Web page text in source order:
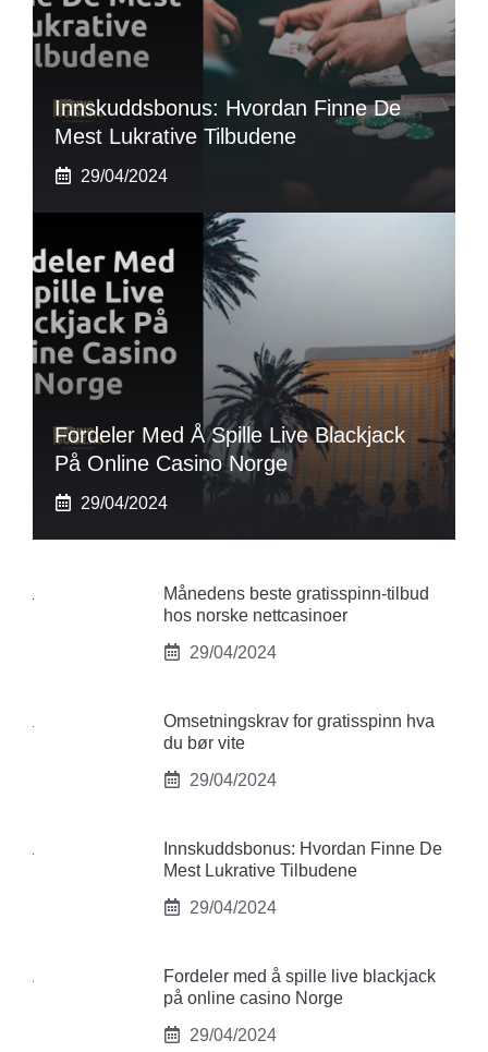
Innskuddsbonus: Hvordan Finne De
Mest Lukrative Tilbudene
29/04/2024
Fordeler Med Å Spille Live Blackjack
På Online Casino Norge
29/04/2024
Månedens beste gratisspinn-tilbud
hos norske nettcasinoer
29/04/2024
Omsetningskrav for gratisspinn hva
du bør vite
29/04/2024
Innskuddsbonus: Hvordan Finne De
Mest Lukrative Tilbudene
29/04/2024
Fordeler med å spille live blackjack
på online casino Norge
29/04/2024